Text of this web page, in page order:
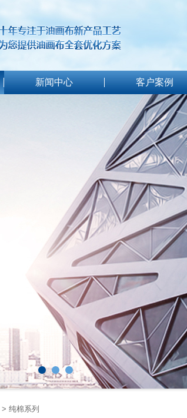
新闻中心 客户案例
> 纯棉系列